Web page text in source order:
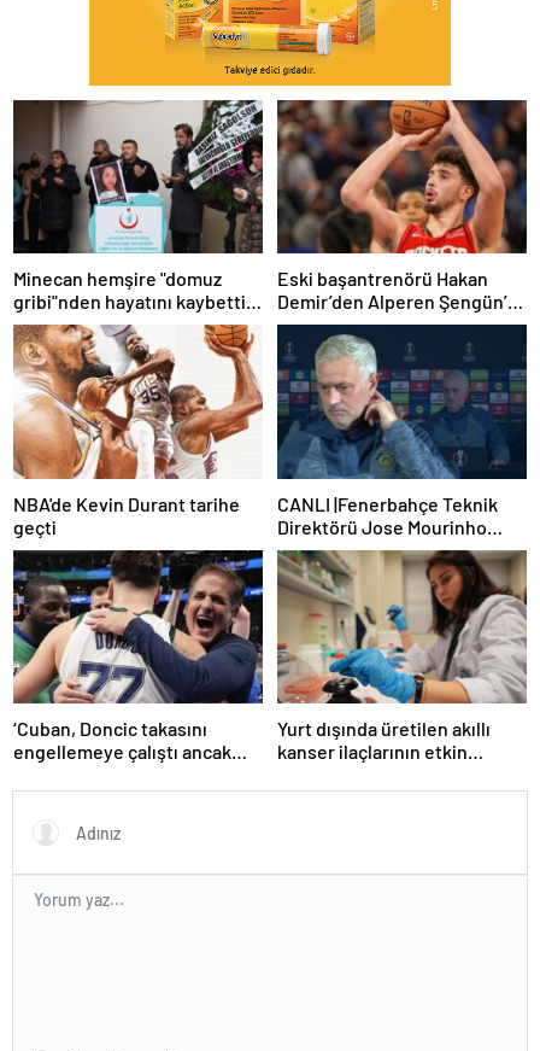
Minecan hemşire "domuz
gribi"nden hayatını kaybetti –
Haberler | Sağlık Haberleri
Eski başantrenörü Hakan
Demir’den Alperen Şengün’e
övgü
NBA'de Kevin Durant tarihe
geçti
CANLI |Fenerbahçe Teknik
Direktörü Jose Mourinho
basın toplantısı düzenliyor
‘Cuban, Doncic takasını
engellemeye çalıştı ancak
Haberleri
Yurt dışında üretilen akıllı
kanser ilaçlarının etkin
geliştirildi | Sağlık Haberleri